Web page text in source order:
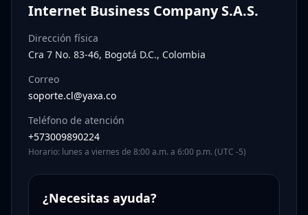
Internet Business Company S.A.S.
Dirección física
Cra 7 No. 83-46, Bogotá D.C., Colombia
Correo
soporte.cl@yaxa.co
Teléfono de atención
+573009890224
Horario: lunes a viernes de 8:00 a.m. a 6:00 p.m. (UTC -5)
¿Necesitas ayuda?